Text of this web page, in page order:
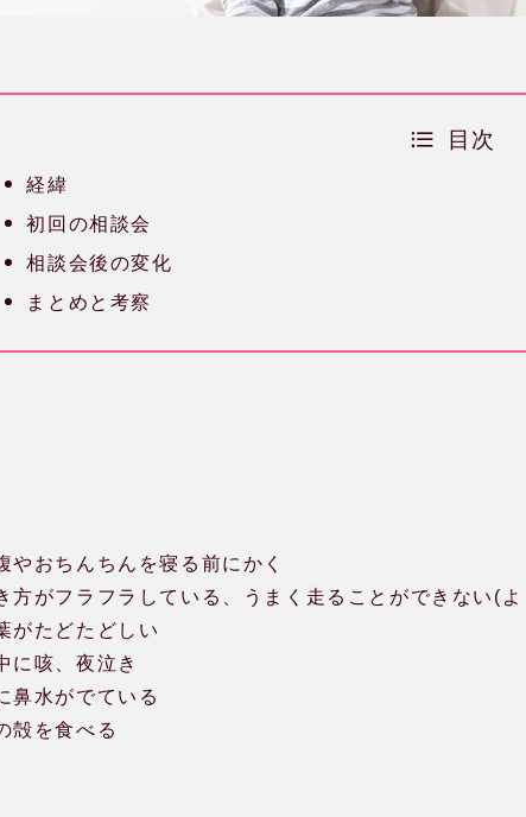
目次
経緯
初回の相談会
相談会後の変化
まとめと考察
やおちんちんを寝る前にかく
方がフラフラしている、うまく走ることができない(
がたどたどしい
に咳、夜泣き
鼻水がでている
殻を食べる